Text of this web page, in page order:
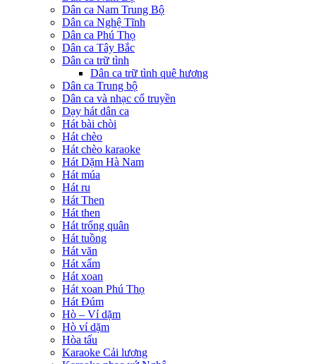
Dân ca Nam Trung Bộ
Dân ca Nghệ Tĩnh
Dân ca Phú Thọ
Dân ca Tây Bắc
Dân ca trữ tình
Dân ca trữ tình quê hương
Dân ca Trung bộ
Dân ca và nhạc cổ truyền
Dạy hát dân ca
Hát bài chòi
Hát chèo
Hát chèo karaoke
Hát Dặm Hà Nam
Hát múa
Hát ru
Hát Then
Hát then
Hát trống quân
Hát tuồng
Hát văn
Hát xẩm
Hát xoan
Hát xoan Phú Thọ
Hát Đúm
Hò – Ví dặm
Hò ví dặm
Hòa tấu
Karaoke Cải lương